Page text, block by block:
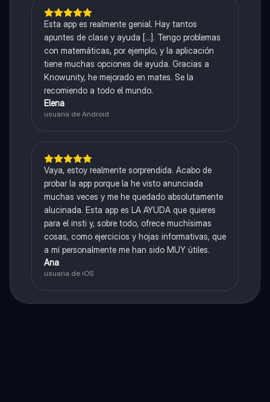
Esta app es realmente genial. Hay tantos
apuntes de clase y ayuda [...]. Tengo problemas
con matemáticas, por ejemplo, y la aplicación
tiene muchas opciones de ayuda. Gracias a
Knowunity, he mejorado en mates. Se la
recomiendo a todo el mundo.
Elena
usuaria de Android
Vaya, estoy realmente sorprendida. Acabo de
probar la app porque la he visto anunciada
muchas veces y me he quedado absolutamente
alucinada. Esta app es LA AYUDA que quieres
para el insti y, sobre todo, ofrece muchísimas
cosas, como ejercicios y hojas informativas, que
a mí personalmente me han sido MUY útiles.
Ana
usuaria de iOS